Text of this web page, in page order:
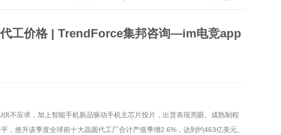
工价格 | TrendForce集邦咨询—im电竞app
不应求，加上智能手机新品驱动手机主芯片投片，出货表现亮眼。成熟制程
推升该季度全球前十大晶圆代工厂合计产值季增2.6%，达到约463亿美元。